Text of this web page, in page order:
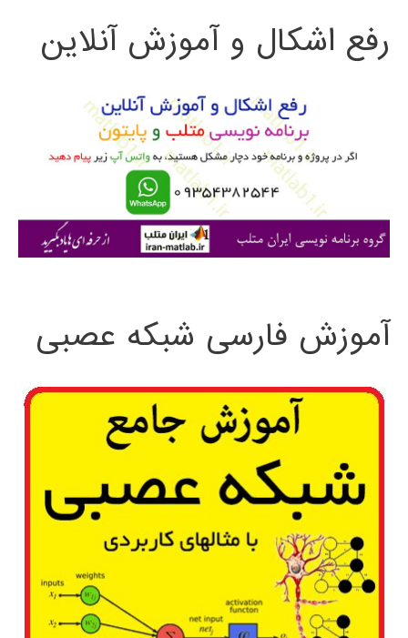
ج
ی
رفع اشکال و آموزش آنلاین
آموزش فارسی شبکه عصبی